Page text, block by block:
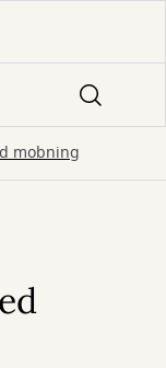
mobning